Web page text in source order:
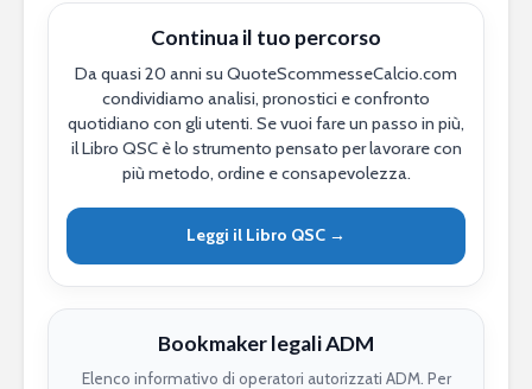
Continua il tuo percorso
Da quasi 20 anni su QuoteScommesseCalcio.com
condividiamo analisi, pronostici e confronto
quotidiano con gli utenti. Se vuoi fare un passo in più,
il Libro QSC è lo strumento pensato per lavorare con
più metodo, ordine e consapevolezza.
Leggi il Libro QSC →
Bookmaker legali ADM
Elenco informativo di operatori autorizzati ADM. Per